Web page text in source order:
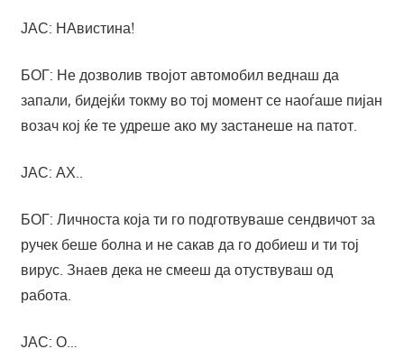
ЈАС: НАвистина!
БОГ: Не дозволив твојот автомобил веднаш да
запали, бидејќи токму во тој момент се наоѓаше пијан
возач кој ќе те удреше ако му застанеше на патот.
ЈАС: АХ..
БОГ: Личноста која ти го подготвуваше сендвичот за
ручек беше болна и не сакав да го добиеш и ти тој
вирус. Знаев дека не смееш да отуствуваш од
работа.
ЈАС: О…